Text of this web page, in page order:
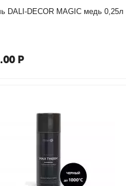
DALI-DECOR MAGIC медь 0,25л
Р